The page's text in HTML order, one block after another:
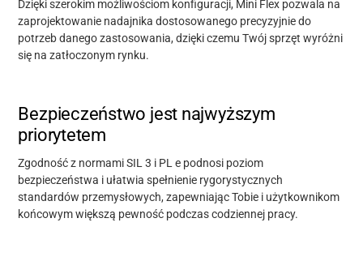
Dzięki szerokim możliwościom konfiguracji, Mini Flex pozwala na
zaprojektowanie nadajnika dostosowanego precyzyjnie do
potrzeb danego zastosowania, dzięki czemu Twój sprzęt wyróżni
się na zatłoczonym rynku.
Bezpieczeństwo jest najwyższym
priorytetem
Zgodność z normami SIL 3 i PL e podnosi poziom
bezpieczeństwa i ułatwia spełnienie rygorystycznych
standardów przemysłowych, zapewniając Tobie i użytkownikom
końcowym większą pewność podczas codziennej pracy.